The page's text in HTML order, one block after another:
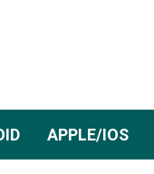
APPLE/IOS